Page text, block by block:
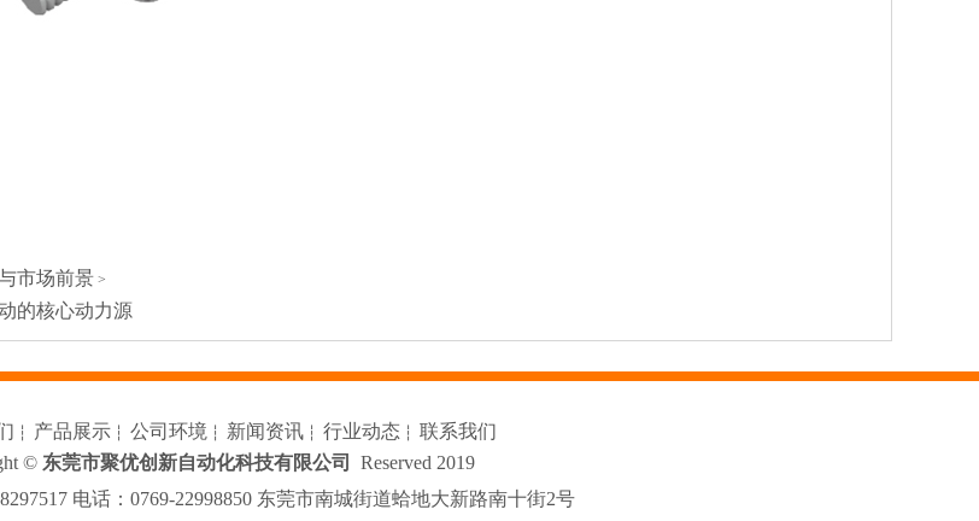
市场前景 >
的核心动力源
┆ 产品展示 ┆ 公司环境 ┆ 新闻资讯 ┆ 行业动态 ┆ 联系我们
© 东莞市聚优创新自动化科技有限公司
Reserved 2019
电话：0769-22998850 东莞市南城街道蛤地大新路南十街2号